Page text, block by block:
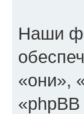
Наши
«они»,